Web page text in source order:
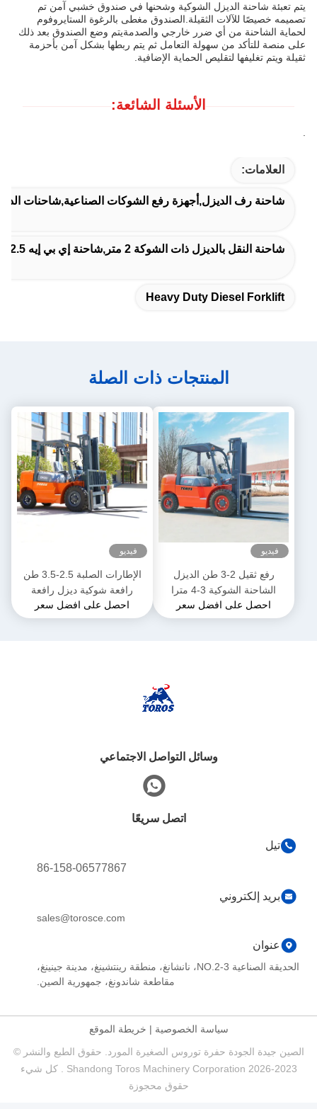
يتم تعبئة شاحنة الديزل الشوكية وشحنها في صندوق خشبي آمن تم
تصميمه خصيصًا للآلات الثقيلة.الصندوق مغطى بالرغوة الستايروفوم
لحماية الشاحنة من أي ضرر خارجي والصدمةيتم وضع الصندوق بعد ذلك
على منصة للتأكد من سهولة التعامل ثم يتم ربطها بشكل آمن بأحزمة
ثقيلة ويتم تغليفها لتقليص الحماية الإضافية.
الأسئلة الشائعة:
العلامات:
شاحنة رف الديزل,أجهزة رفع الشوكات الصناعية,شاحنات الديزل
شاحنة النقل بالديزل ذات الشوكة 2 متر,شاحنة إي بي إيه 2.5 طن الديزل
Heavy Duty Diesel Forklift
المنتجات ذات الصلة
فيديو
رفع ثقيل 2-3 طن الديزل
الشاحنة الشوكية 3-4 مترا
الطول العام
احصل على افضل سعر
فيديو
الإطارات الصلبة 2.5-3.5 طن
رافعة شوكية ديزل رافعة
شوكية ثقيلة للمستودع
احصل على افضل سعر
وسائل التواصل الاجتماعي
اتصل سريعًا
تيل
86-158-06577867
بريد إلكتروني
sales@torosce.com
عنوان
الحديقة الصناعية NO.2-3، نانشانغ، منطقة رينتشينغ، مدينة جينينغ،
مقاطعة شاندونغ، جمهورية الصين.
سياسة الخصوصية|خريطة الموقع
الصين جيدة الجودة حفرة توروس الصغيرة المورد. حقوق الطبع والنشر ©
2023-2026 Shandong Toros Machinery Corporation . كل شيء
حقوق محجوزة